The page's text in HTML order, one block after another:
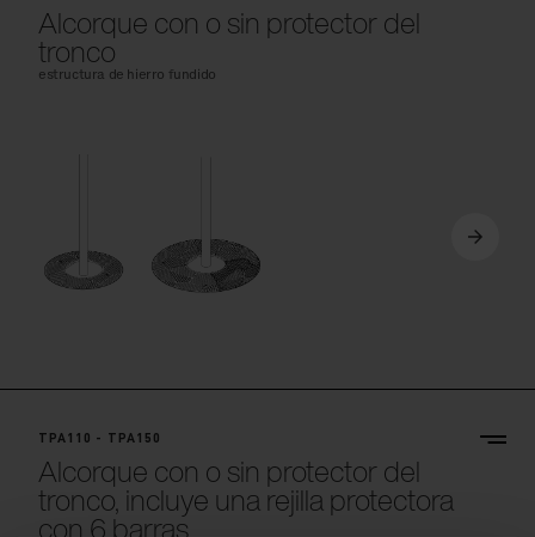
Alcorque con o sin protector del
tronco
estructura de hierro fundido
TPA110 - TPA150
Alcorque con o sin protector del
tronco, incluye una rejilla protectora